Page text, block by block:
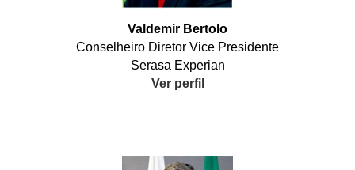
Valdemir Bertolo
Conselheiro Diretor Vice Presidente
Serasa Experian
Ver perfil